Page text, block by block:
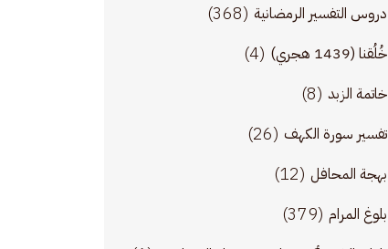
دروس التفسير الرمضانية (368)
خُلُقنا (1439 هجري) (4)
خاتمة الزبد (8)
تفسير سورة الكهف (26)
بهجة المحافل (12)
بلوغ المرام (379)